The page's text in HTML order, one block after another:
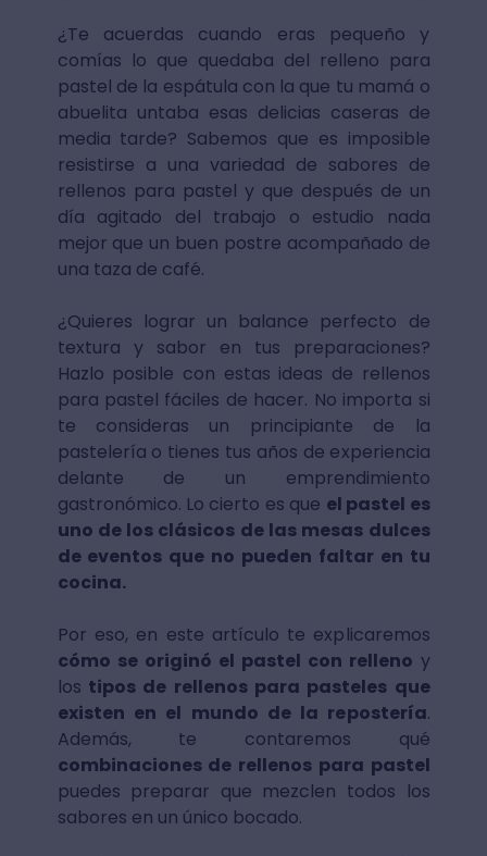
¿Te acuerdas cuando eras pequeño y
comías lo que quedaba del relleno para
pastel de la espátula con la que tu mamá o
abuelita untaba esas delicias caseras de
media tarde? Sabemos que es imposible
resistirse a una variedad de sabores de
rellenos para pastel y que después de un
día agitado del trabajo o estudio nada
mejor que un buen postre acompañado de
una taza de café.
¿Quieres lograr un balance perfecto de
textura y sabor en tus preparaciones?
Hazlo posible con estas ideas de rellenos
para pastel fáciles de hacer. No importa si
te consideras un principiante de la
pastelería o tienes tus años de experiencia
delante de un emprendimiento
gastronómico. Lo cierto es que el pastel es
uno de los clásicos de las mesas dulces
de eventos que no pueden faltar en tu
cocina.
Por eso, en este artículo te explicaremos
cómo se originó el pastel con relleno y
los tipos de rellenos para pasteles que
existen en el mundo de la repostería.
Además, te contaremos qué
combinaciones de rellenos para pastel
puedes preparar que mezclen todos los
sabores en un único bocado.